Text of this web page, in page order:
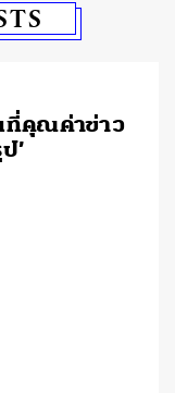
ที่คุณค่าข่าว
’